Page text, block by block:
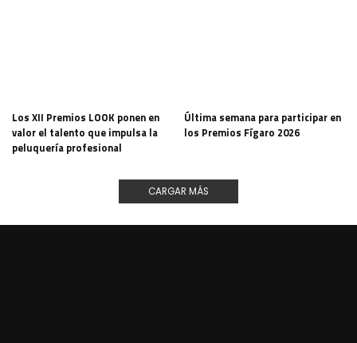
Los XII Premios LOOK ponen en
valor el talento que impulsa la
peluquería profesional
Última semana para participar en
los Premios Fígaro 2026
CARGAR MÁS